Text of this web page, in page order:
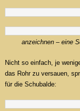
anzeichnen – eine
Nicht so einfach, je
das Rohr zu versauen,
für die Schubalde: